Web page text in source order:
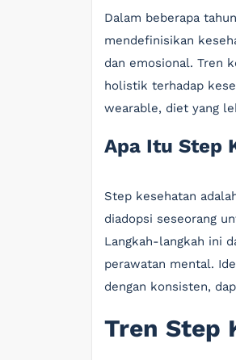
Dalam beberapa
mendefinisikan
dan emosional. Tren
holistik terhadap
wearable, diet yang
Apa Itu Step
Step kesehatan
diadopsi seseorang
Langkah-langkah ini
perawatan mental.
dengan konsisten,
Tren Step